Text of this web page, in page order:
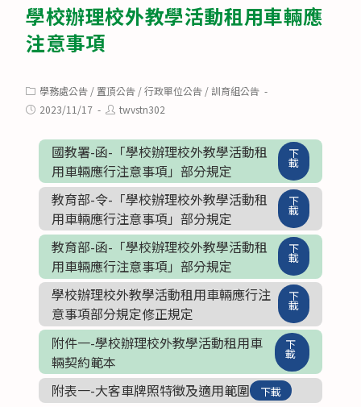
學校辦理校外教學活動租用車輛應
注意事項
Post
category:
學務處公告 / 置頂公告 /行政單位公告 /訓育組公告
Post2023/11/17
Posttwvstn302
國教署-函-「學校辦理校外教學活動租
用車輛應行注意事項」部分規定
下
載
教育部-令-「學校辦理校外教學活動租
用車輛應行注意事項」部分規定
下
載
教育部-函-「學校辦理校外教學活動租
用車輛應行注意事項」部分規定
下
載
學校辦理校外教學活動租用車輛應行注
意事項部分規定修正規定
下
載
附件一-學校辦理校外教學活動租用車
輛契約範本
下
載
附表一-大客車牌照特徵及適用範圍 下載